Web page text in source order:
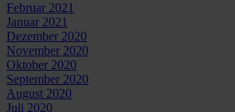
Februar 2021
Januar 2021
Dezember 2020
November 2020
Oktober 2020
September 2020
August 2020
Juli 2020